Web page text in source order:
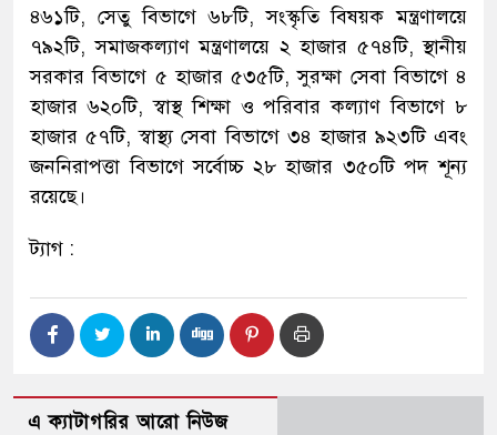
৪৬১টি, সেতু বিভাগে ৬৮টি, সংস্কৃতি বিষয়ক মন্ত্রণালয়ে
৭৯২টি, সমাজকল্যাণ মন্ত্রণালয়ে ২ হাজার ৫৭৪টি, স্থানীয়
সরকার বিভাগে ৫ হাজার ৫৩৫টি, সুরক্ষা সেবা বিভাগে ৪
হাজার ৬২০টি, স্বাস্থ শিক্ষা ও পরিবার কল্যাণ বিভাগে ৮
হাজার ৫৭টি, স্বাস্থ্য সেবা বিভাগে ৩৪ হাজার ৯২৩টি এবং
জননিরাপত্তা বিভাগে সর্বোচ্চ ২৮ হাজার ৩৫০টি পদ শূন্য
রয়েছে।
ট্যাগ :
এ ক্যাটাগরির আরো নিউজ